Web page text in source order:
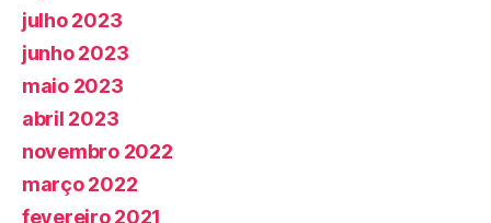
julho 2023
junho 2023
maio 2023
abril 2023
novembro 2022
março 2022
fevereiro 2021